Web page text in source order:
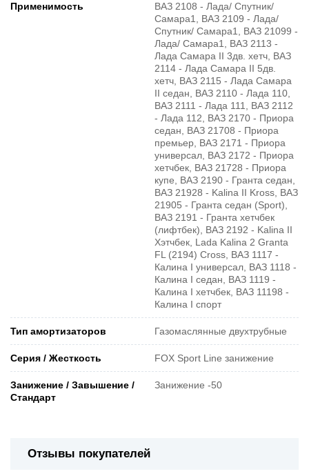
Применимость
ВАЗ 2108 - Лада/ Спутник/
Самара1, ВАЗ 2109 - Лада/
Спутник/ Самара1, ВАЗ 21099 -
Лада/ Самара1, ВАЗ 2113 -
Лада Самара II 3дв. хетч, ВАЗ
2114 - Лада Самара II 5дв.
хетч, ВАЗ 2115 - Лада Самара
II седан, ВАЗ 2110 - Лада 110,
ВАЗ 2111 - Лада 111, ВАЗ 2112
- Лада 112, ВАЗ 2170 - Приора
седан, ВАЗ 21708 - Приора
премьер, ВАЗ 2171 - Приора
универсал, ВАЗ 2172 - Приора
хетчбек, ВАЗ 21728 - Приора
купе, ВАЗ 2190 - Гранта седан,
ВАЗ 21928 - Kalina II Kross, ВАЗ
21905 - Гранта седан (Sport),
ВАЗ 2191 - Гранта хетчбек
(лифтбек), ВАЗ 2192 - Kalina II
Хэтчбек, Lada Kalina 2 Granta
FL (2194) Cross, ВАЗ 1117 -
Калина I универсал, ВАЗ 1118 -
Калина I седан, ВАЗ 1119 -
Калина I хетчбек, ВАЗ 11198 -
Калина I спорт
Тип амортизаторов Газомаслянные двухтрубные
Серия / Жесткость FOX Sport Line занижение
Занижение / Завышение /
Стандарт
Занижение -50
Отзывы покупателей